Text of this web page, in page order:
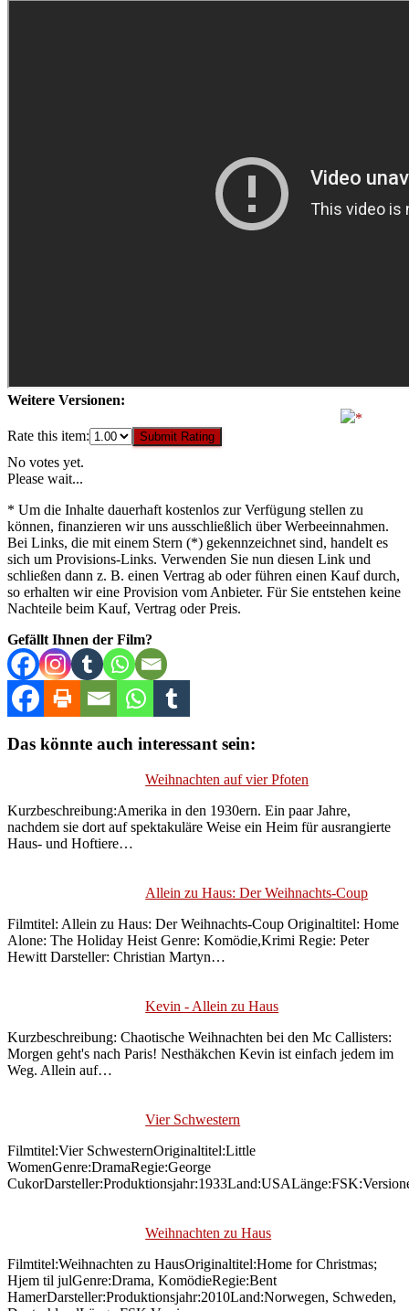
Weitere Versionen:
Rate this item: Submit Rating
No votes yet.
Please wait...
* Um die Inhalte dauerhaft kostenlos zur Verfügung stellen zu
können, finanzieren wir uns ausschließlich über Werbeeinnahmen.
Bei Links, die mit einem Stern (*) gekennzeichnet sind, handelt es
sich um Provisions-Links. Verwenden Sie nun diesen Link und
schließen dann z. B. einen Vertrag ab oder führen einen Kauf durch,
so erhalten wir eine Provision vom Anbieter. Für Sie entstehen keine
Nachteile beim Kauf, Vertrag oder Preis.
Gefällt Ihnen der Film?
Das könnte auch interessant sein:
Weihnachten auf vier Pfoten
Kurzbeschreibung:Amerika in den 1930ern. Ein paar Jahre,
nachdem sie dort auf spektakuläre Weise ein Heim für ausrangierte
Haus- und Hoftiere…
Allein zu Haus: Der Weihnachts-Coup
Filmtitel: Allein zu Haus: Der Weihnachts-Coup Originaltitel: Home
Alone: The Holiday Heist Genre: Komödie,Krimi Regie: Peter
Hewitt Darsteller: Christian Martyn…
Kevin - Allein zu Haus
Kurzbeschreibung: Chaotische Weihnachten bei den Mc Callisters:
Morgen geht's nach Paris! Nesthäkchen Kevin ist einfach jedem im
Weg. Allein auf…
Vier Schwestern
Filmtitel:Vier SchwesternOriginaltitel:Little
WomenGenre:DramaRegie:George
Weihnachten zu Haus
Filmtitel:Weihnachten zu HausOriginaltitel:Home for Christmas;
Hjem til julGenre:Drama, KomödieRegie:Bent
HamerDarsteller:Produktionsjahr:2010Land:Norwegen, Schweden,